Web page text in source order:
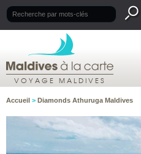
VOYAGE MALDIVES
Accueil > Diamonds Athuruga Maldives